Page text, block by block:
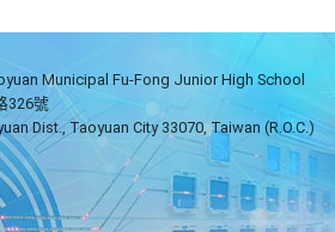
Municipal Fu-Fong Junior High School
326號
Dist., Taoyuan City 33070, Taiwan (R.O.C.)